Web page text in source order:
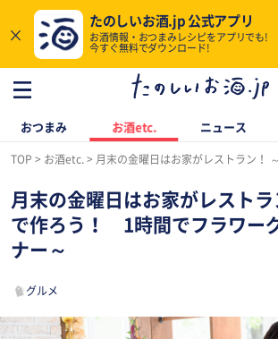
×
たのしいお酒.jp 公式アプリ
お酒情報・おつまみレシピをアプリでも!
今すぐ無料でダウンロード!
おつまみ お酒etc. ニュース
TOP お酒etc. 月末の金曜日はお家がレストラン！ ～夫婦で作ろう！ 1時
月末の金曜日はお家がレスト
で作ろう！ 1時間でフラワー
ナー～
グルメ